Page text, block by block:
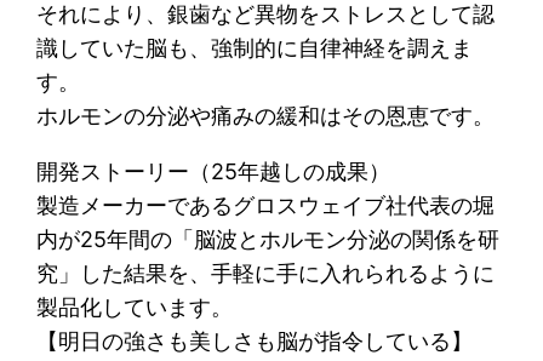
それにより、銀歯など異物をストレスとして認
識していた脳も、強制的に自律神経を調えま
す。
ホルモンの分泌や痛みの緩和はその恩恵です。
開発ストーリー（25年越しの成果）
製造メーカーであるグロスウェイブ社代表の堀
内が25年間の「脳波とホルモン分泌の関係を研
究」した結果を、手軽に手に入れられるように
製品化しています。
【明日の強さも美しさも脳が指令している】